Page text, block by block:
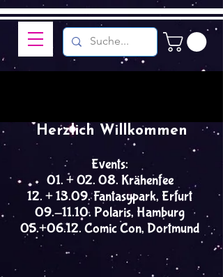
Events:
01. + 02. 08. Krähenfee
12. + 13.09. Fantasypark, Erfurt
09.-11.10. Polaris, Hamburg
05.+06.12. Comic Con, Dortmund
Herzlich Willkommen